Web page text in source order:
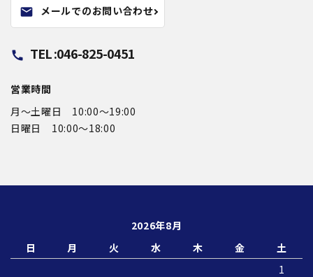
mail メールでのお問い合わせ
call TEL :046-825-0451
営業時間
月〜土曜日 10:00～19:00
日曜日 10:00〜18:00
2026年8月
日
月 火 水 木 金
土
1